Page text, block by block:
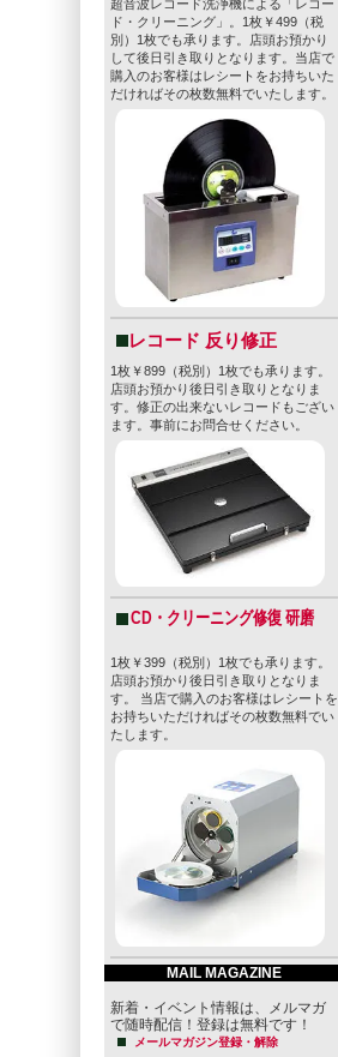
超音波レコード洗浄機による「レコー
ド・クリーニング」。1枚￥499（税
別）1枚でも承ります。店頭お預かり
して後日引き取りとなります。当店で
購入のお客様はレシートをお持ちいた
だければその枚数無料でいたします。
レコード 反り修正
1枚￥899（税別）1枚でも承ります。
店頭お預かり後日引き取りとなりま
す。修正の出来ないレコードもござい
ます。事前にお問合せください。
CD・クリーニング修復 研磨
1枚￥399（税別）1枚でも承ります。
店頭お預かり後日引き取りとなりま
す。 当店で購入のお客様はレシートを
お持ちいただければその枚数無料でい
たします。
MAIL MAGAZINE
新着・イベント情報は、メルマガ
で随時配信！登録は無料です！
メールマガジン登録・解除